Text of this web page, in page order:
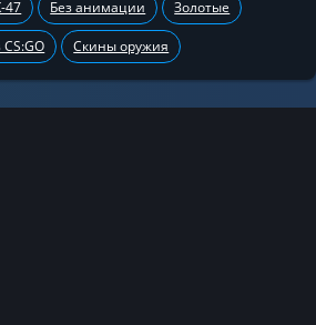
47 Без анимации Золотые
CS:GO Скины оружия